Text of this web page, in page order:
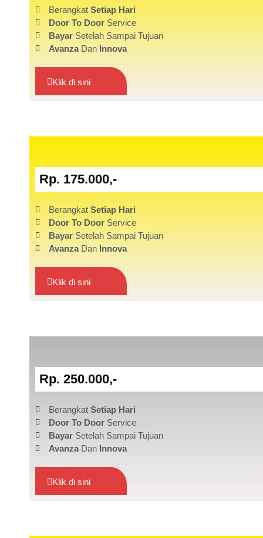
Berangkat Setiap Hari
Door To DoorService
Bayar Setelah Sampai Tujuan
Avanza Dan Innova
Klik di sini
Rp. 175.000,-
Berangkat Setiap Hari
Door To DoorService
Bayar Setelah Sampai Tujuan
Avanza Dan Innova
Klik di sini
Rp. 250.000,-
Berangkat Setiap Hari
Door To DoorService
Bayar Setelah Sampai Tujuan
Avanza Dan Innova
Klik di sini